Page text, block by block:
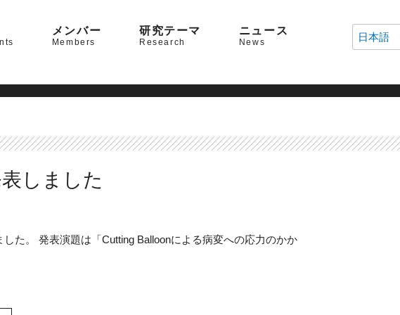
メンバー
Members
研究テーマ
Research
ニュース
News 日本語
しました
た。 発表演題は「Cutting Balloonによる病変への応力のかか